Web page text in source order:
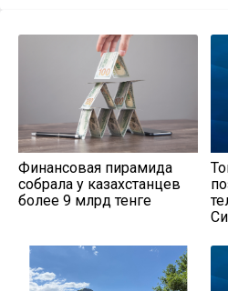
Финансовая пирамида
собрала у казахстанцев
более 9 млрд тенге